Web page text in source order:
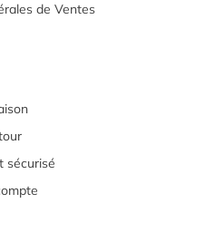
de Ventes
sécurisé